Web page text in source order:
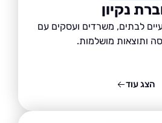
משרדים ועסקים עם
מושלמות.